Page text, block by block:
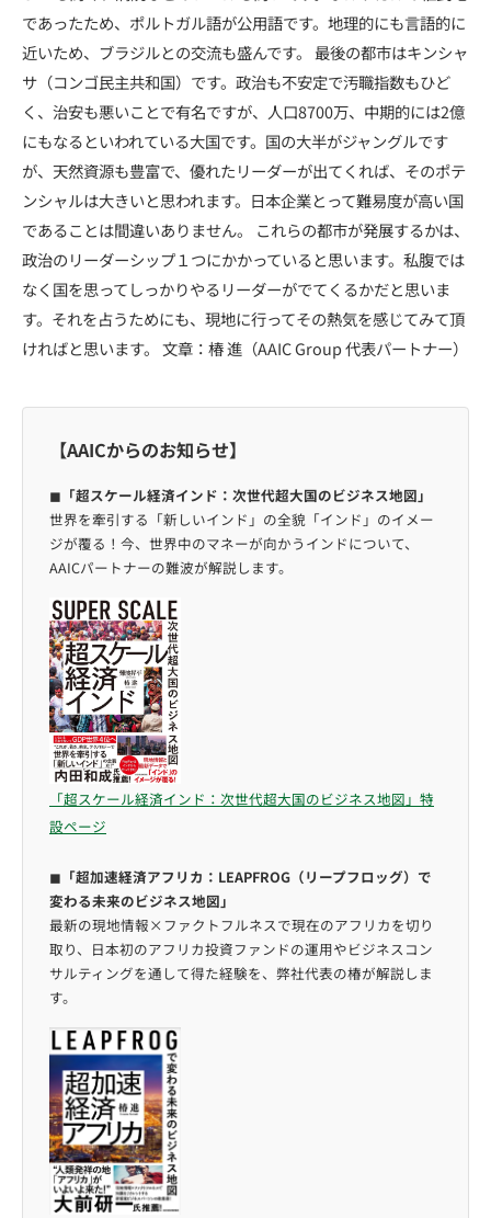
であったため、ポルトガル語が公用語です。地理的にも言語的に
近いため、ブラジルとの交流も盛んです。 最後の都市はキンシャ
サ（コンゴ民主共和国）です。政治も不安定で汚職指数もひど
く、治安も悪いことで有名ですが、人口8700万、中期的には2億
にもなるといわれている大国です。国の大半がジャングルです
が、天然資源も豊富で、優れたリーダーが出てくれば、そのポテ
ンシャルは大きいと思われます。日本企業とって難易度が高い国
であることは間違いありません。 これらの都市が発展するかは、
政治のリーダーシップ１つにかかっていると思います。私腹では
なく国を思ってしっかりやるリーダーがでてくるかだと思いま
す。それを占うためにも、現地に行ってその熱気を感じてみて頂
ければと思います。 文章：椿 進（AAIC Group 代表パートナー）
【AAICからのお知らせ】
◼︎ 「超スケール経済インド：次世代超大国のビジネス地図」
世界を牽引する「新しいインド」の全貌「インド」のイメー
ジが覆る！今、世界中のマネーが向かうインドについて、
AAICパートナーの難波が解説します。
「超スケール経済インド：次世代超大国のビジネス地図」特
設ページ
◼︎ 「超加速経済アフリカ：LEAPFROG（リープフロッグ）で
変わる未来のビジネス地図」
最新の現地情報×ファクトフルネスで現在のアフリカを切り
取り、日本初のアフリカ投資ファンドの運用やビジネスコン
サルティングを通して得た経験を、弊社代表の椿が解説しま
す。